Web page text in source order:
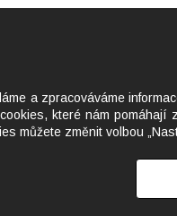
a zpracováváme
které nám
můžete změnit volbou